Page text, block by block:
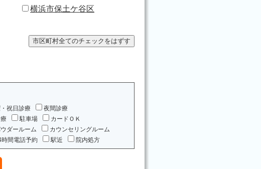
横浜市保土ケ谷区
・祝日診療
夜間診療
駐車場
カードＯＫ
ダールーム
カウンセリングルーム
時間電話予約 駅近 院内処方